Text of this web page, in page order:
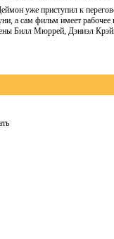
уже приступил к
а сам фильм имеет рабочее
Билл Мюррей, Дэниэл